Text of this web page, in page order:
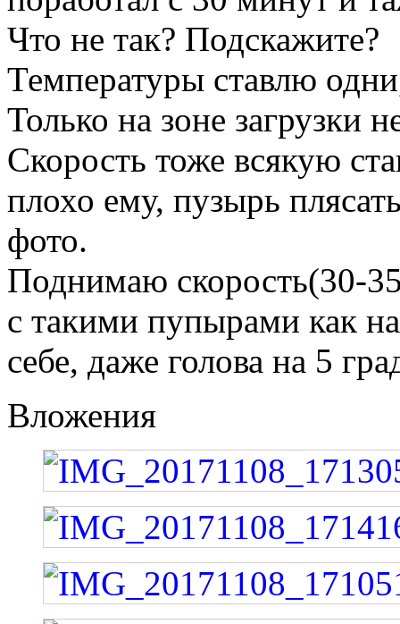
Что не так? Подскажите?
Температуры ставлю
Только на зоне загрузки
Скорость тоже всякую
плохо ему, пузырь
фото.
Поднимаю скорость(30-
с такими пупырами как
себе, даже голова на 5
Вложения